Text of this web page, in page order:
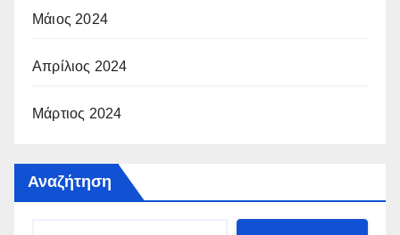
Μάιος 2024
Απρίλιος 2024
Μάρτιος 2024
Αναζήτηση